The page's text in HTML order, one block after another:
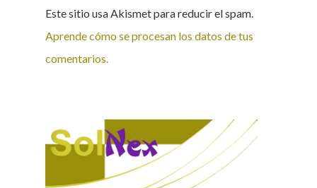
Este sitio usa Akismet para reducir el spam.
Aprende cómo se procesan los datos de tus
comentarios.